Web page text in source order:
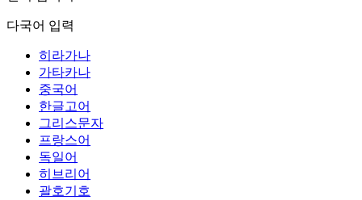
다국어 입력
히라가나
가타카나
중국어
한글고어
그리스문자
프랑스어
독일어
히브리어
괄호기호